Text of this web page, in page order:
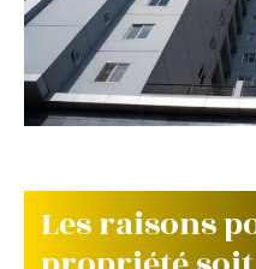
Les raisons